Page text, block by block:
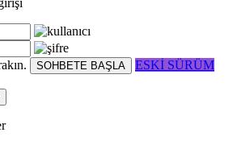
SOHBETE BAŞLA
ESKİ SÜRÜM